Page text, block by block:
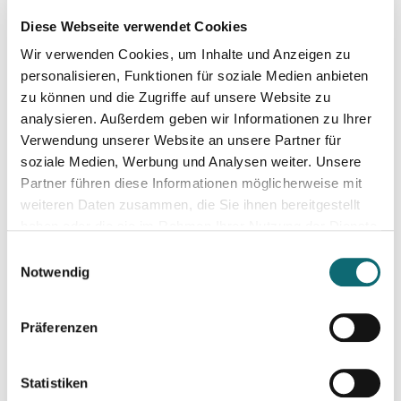
Diese Webseite verwendet Cookies
Wir verwenden Cookies, um Inhalte und Anzeigen zu
personalisieren, Funktionen für soziale Medien anbieten
zu können und die Zugriffe auf unsere Website zu
analysieren. Außerdem geben wir Informationen zu Ihrer
Verwendung unserer Website an unsere Partner für
soziale Medien, Werbung und Analysen weiter. Unsere
Partner führen diese Informationen möglicherweise mit
weiteren Daten zusammen, die Sie ihnen bereitgestellt
Notwendig
Präferenzen
Statistiken
17.09.2024
In Dialogue with Bundesheer Colonel Dr. Markus Reisner -
18.09.2024
Election Results in Eastern Germany:
20.09.2024
RTR - Podcastförderung: Q&A